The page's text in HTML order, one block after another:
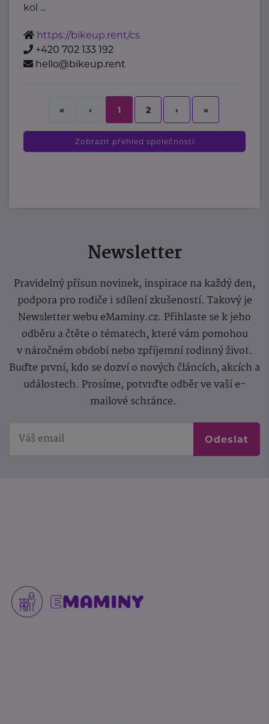
kol ...
https://bikeup.rent/cs
+420 702 133 192
hello@bikeup.rent
« ‹ 1 2 › »
Zobrazit přehled společností
Newsletter
Pravidelný přísun novinek, inspirace na každý den,
podpora pro rodiče i sdílení zkušeností. Takový je
Newsletter webu eMaminy.cz. Přihlaste se k jeho
odběru a čtěte o tématech, které vám pomohou
v náročném období nebo zpříjemní rodinný život.
Buďte první, kdo se dozví o nových článcích, akcích a
událostech. Prosíme, potvrďte odběr ve vaší e-
mailové schránce.
Odeslat